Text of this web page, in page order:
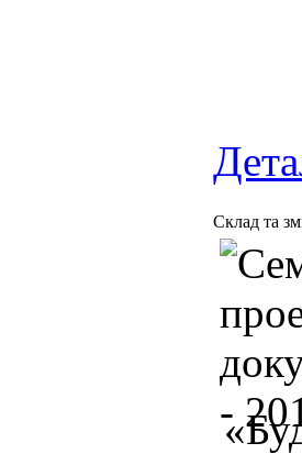
Cклад та